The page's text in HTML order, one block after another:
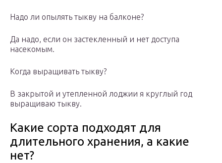
Надо ли опылять тыкву на балконе?
Да надо, если он застекленный и нет доступа
насекомым.
Когда выращивать тыкву?
В закрытой и утепленной лоджии я круглый год
выращиваю тыкву.
Какие сорта подходят для
длительного хранения, а какие
нет?